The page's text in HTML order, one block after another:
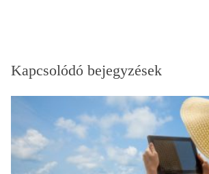
Kapcsolódó bejegyzések